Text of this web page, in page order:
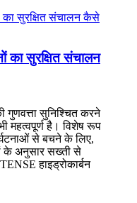
का सुरक्षित संचालन
गुणवत्ता सुनिश्चित करने
महत्वपूर्ण है। विशेष रूप
से बचने के लिए,
के अनुसार सख्ती से
हाइड्रोकार्बन